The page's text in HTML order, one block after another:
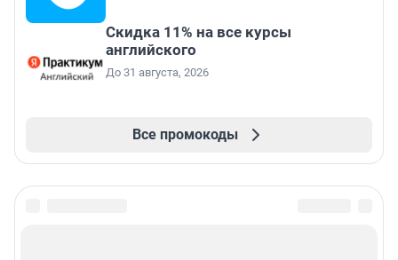
Скидка 11% на все курсы
английского
До 31 августа, 2026
Все промокоды